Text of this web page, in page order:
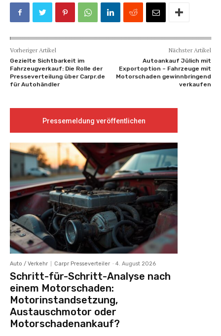
Vorheriger Artikel
Gezielte Sichtbarkeit im
Fahrzeugverkauf: Die Rolle der
Presseverteilung über Carpr.de
für Autohändler
Nächster Artikel
Autoankauf Jülich mit
Exportoption – Fahrzeuge mit
Motorschaden gewinnbringend
verkaufen
Pressemeldung veröffentlichen
Auto / Verkehr Carpr Presseverteiler - 4. August 2026
Schritt-für-Schritt-Analyse nach
einem Motorschaden:
Motorinstandsetzung,
Austauschmotor oder
Motorschadenankauf?